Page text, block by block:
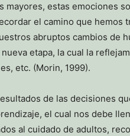
estas emociones
el camino que
abruptos cambios de
etapa, la cual la
etc. (Morin, 1999).
de las decisiones
el cual nos debe
al cuidado de adultos,